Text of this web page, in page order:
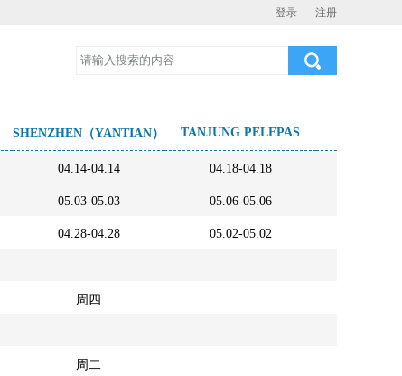
登录 注册
SHENZHEN（YANTIAN） TANJUNG PELEPAS
04.14-04.14 04.18-04.18
05.03-05.03 05.06-05.06
04.28-04.28 05.02-05.02
周四
周二